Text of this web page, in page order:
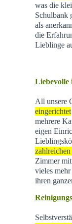
was die
Schulbank
als
die
Lieblinge
All unsere
eingerichtet
mehrere
eigen
Zimmer
vieles
ihren